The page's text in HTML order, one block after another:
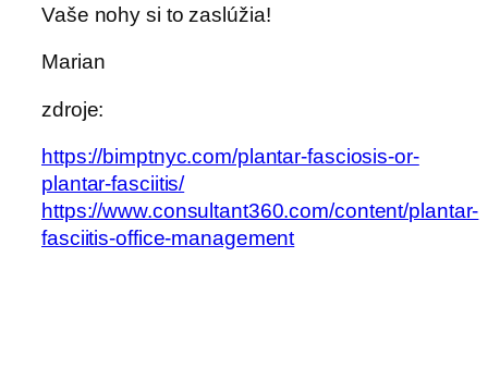
Vaše nohy si to zaslúžia!
Marian
zdroje:
https://bimptnyc.com/plantar-fasciosis-or-
plantar-fasciitis/
https://www.consultant360.com/content/plantar-
fasciitis-office-management